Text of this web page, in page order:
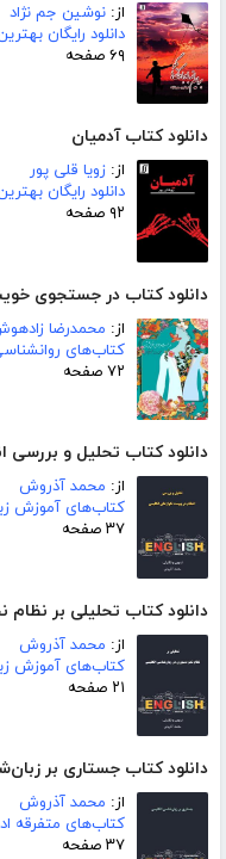
از: نوشین جم نژاد
دانلود رایگان
۶۹ صفحه
دانلود کتاب آدمیان
از: زویا قلی پور
دانلود رایگان
۹۲ صفحه
دانلود کتاب در جستجوی
از: محمدرضا
کتاب‌های
۷۲ صفحه
دانلود کتاب تحلیل و بررسی
از: محمد آذروش
کتاب‌های آموزش
۳۷ صفحه
دانلود کتاب تحلیلی بر
از: محمد آذروش
کتاب‌های آموزش
۲۱ صفحه
دانلود کتاب جستاری بر
از: محمد آذروش
کتاب‌های متفرقه
۳۷ صفحه